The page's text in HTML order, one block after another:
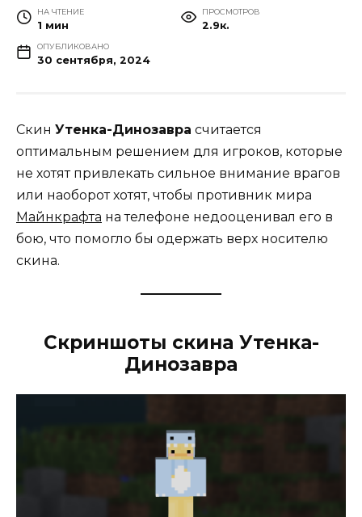
НА ЧТЕНИЕ
1 мин
ПРОСМОТРОВ
2.9к.
ОПУБЛИКОВАНО
30 сентября, 2024
Скин Утенка-Динозавра считается
оптимальным решением для игроков, которые
не хотят привлекать сильное внимание врагов
или наоборот хотят, чтобы противник мира
Майнкрафта на телефоне недооценивал его в
бою, что помогло бы одержать верх носителю
скина.
Скриншоты скина Утенка-
Динозавра